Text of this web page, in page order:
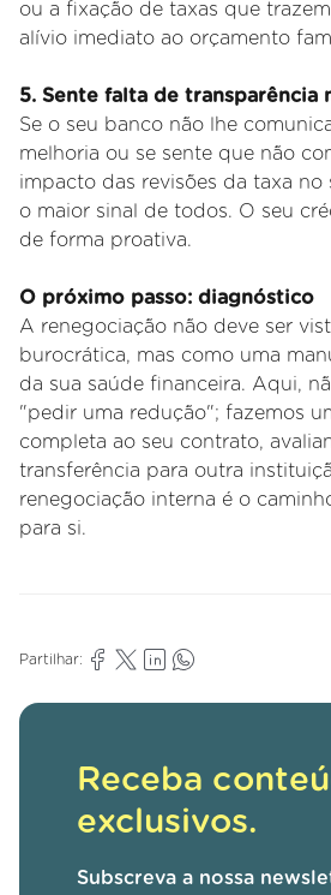
ou a fixação de taxas que
alívio imediato ao orçamento
5. Sente falta de transparência
Se o seu banco não lhe
melhoria ou se sente que não
impacto das revisões da taxa no
o maior sinal de todos. O seu
de forma proativa.
O próximo passo: diagnóstico
A renegociação não deve ser
burocrática, mas como uma
da sua saúde financeira. Aqui,
"pedir uma redução"; fazemos
completa ao seu contrato,
transferência para outra
renegociação interna é o
para si.
Partilhar:
Receba
exclusivos.
Subscreva a nossa